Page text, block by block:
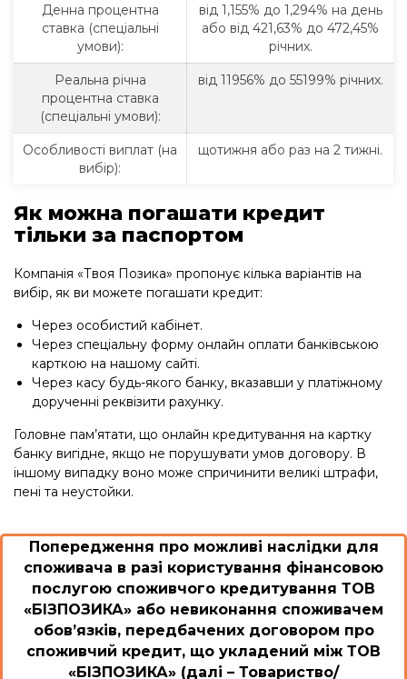
Денна процентна
ставка (спеціальні
умови):
від 1,155% до 1,294% на день
або від 421,63% до 472,45%
річних.
Реальна річна
процентна ставка
(спеціальні умови):
від 11956% до 55199% річних.
Особливості виплат (на
вибір):
щотижня або раз на 2 тижні.
Як можна погашати кредит
тільки за паспортом
Компанія «Твоя Позика» пропонує кілька варіантів на
вибір, як ви можете погашати кредит:
Через особистий кабінет.
Через спеціальну форму онлайн оплати банківською
карткою на нашому сайті.
Через касу будь-якого банку, вказавши у платіжному
дорученні реквізити рахунку.
Головне пам’ятати, що онлайн кредитування на картку
банку вигідне, якщо не порушувати умов договору. В
іншому випадку воно може спричинити великі штрафи,
пені та неустойки.
Попередження про можливі наслідки для
споживача в разі користування фінансовою
послугою споживчого кредитування ТОВ
«БІЗПОЗИКА» або невиконання споживачем
обов’язків, передбачених договором про
споживчий кредит, що укладений між ТОВ
«БІЗПОЗИКА» (далі – Товариство/